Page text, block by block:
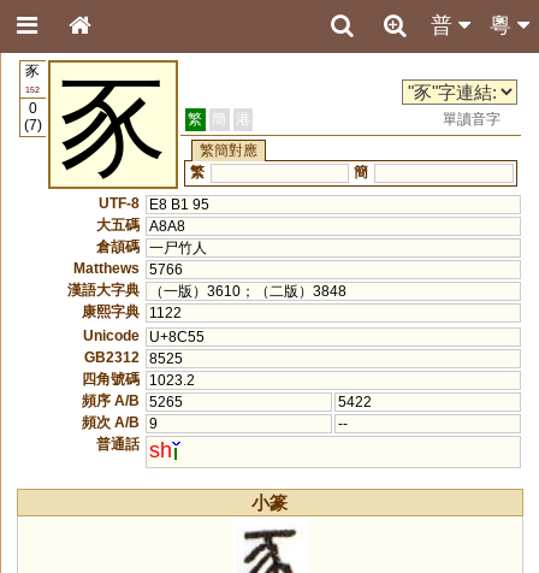
粵
普
豕
152
0
(7)
豕 繁 簡 港
單讀音字
繁簡對應
繁
簡
UTF-8
E8 B1 95
大五碼 A8A8
倉頡碼 一尸竹人
Matthews
5766
漢語大字典
（一版）3610；（二版）3848
康熙字典
1122
Unicode
U+8C55
GB2312
8525
四角號碼
1023.2
頻序 A/B
5265
5422
頻次 A/B
9
--
普通話 sh
小篆